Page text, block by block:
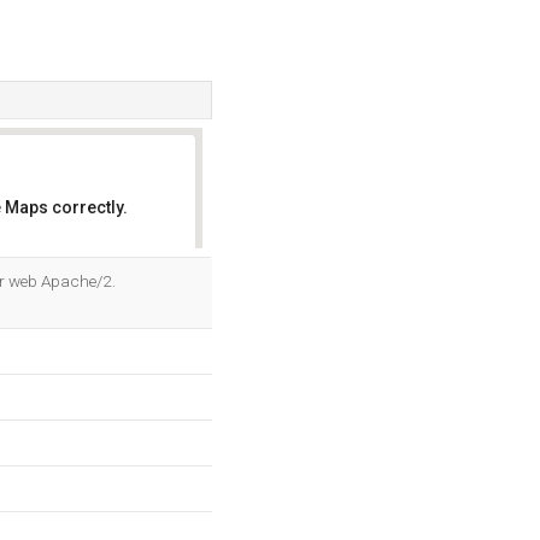
Maps correctly.
web Apache/2.